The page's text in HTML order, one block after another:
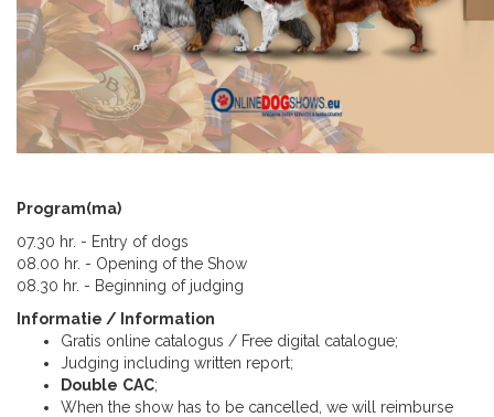
Program(ma)
07.30 hr. - Entry of dogs
08.00 hr. - Opening of the Show
08.30 hr. - Beginning of judging
Informatie / Information
Gratis online catalogus / Free digital catalogue;
Judging including written report;
Double CAC;
When the show has to be cancelled, we will reimburse